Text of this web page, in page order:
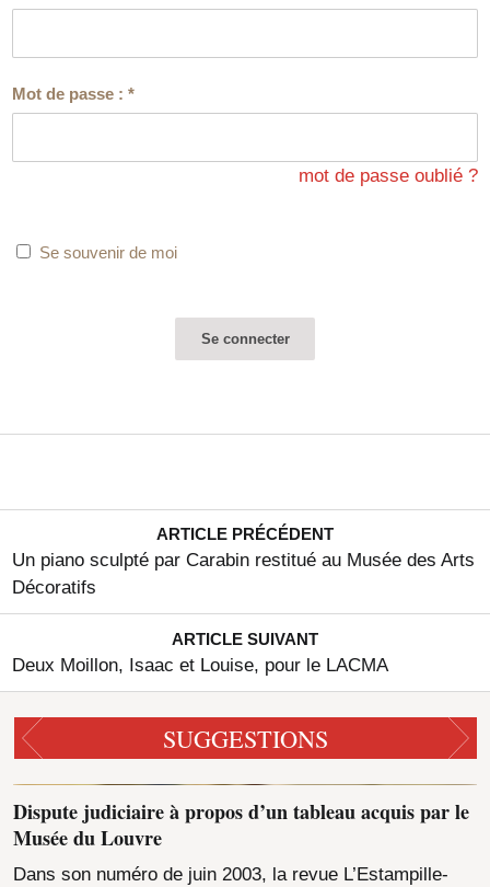
Mot de passe :*
mot de passe oublié ?
Se souvenir de moi
ARTICLE PRÉCÉDENT
Un piano sculpté par Carabin restitué au Musée des Arts
Décoratifs
ARTICLE SUIVANT
Deux Moillon, Isaac et Louise, pour le LACMA
SUGGESTIONS
Dispute judiciaire à propos d’un tableau acquis par le
Musée du Louvre
Dans son numéro de juin 2003, la revue L’Estampille-